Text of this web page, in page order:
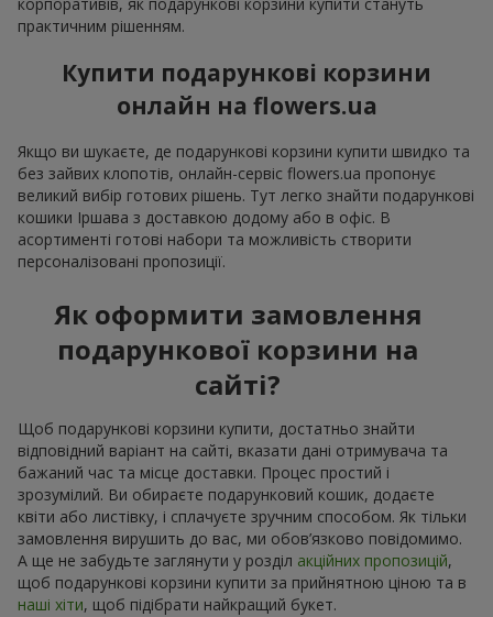
практичним рішенням.
Купити подарункові корзини
онлайн на flowers.ua
Якщо ви шукаєте, де подарункові корзини купити швидко та
без зайвих клопотів, онлайн-сервіс flowers.ua пропонує
великий вибір готових рішень. Тут легко знайти подарункові
кошики Іршава з доставкою додому або в офіс. В
асортименті готові набори та можливість створити
персоналізовані пропозиції.
Як оформити замовлення
подарункової корзини на
сайті?
Щоб подарункові корзини купити, достатньо знайти
відповідний варіант на сайті, вказати дані отримувача та
бажаний час та місце доставки. Процес простий і
зрозумілий. Ви обираєте подарунковий кошик, додаєте
квіти або листівку, і сплачуєте зручним способом. Як тільки
замовлення вирушить до вас, ми обов’язково повідомимо.
А ще не забудьте заглянути у розділ акційних пропозицій,
щоб подарункові корзини купити за прийнятною ціною та в
наші хіти, щоб підібрати найкращий букет.